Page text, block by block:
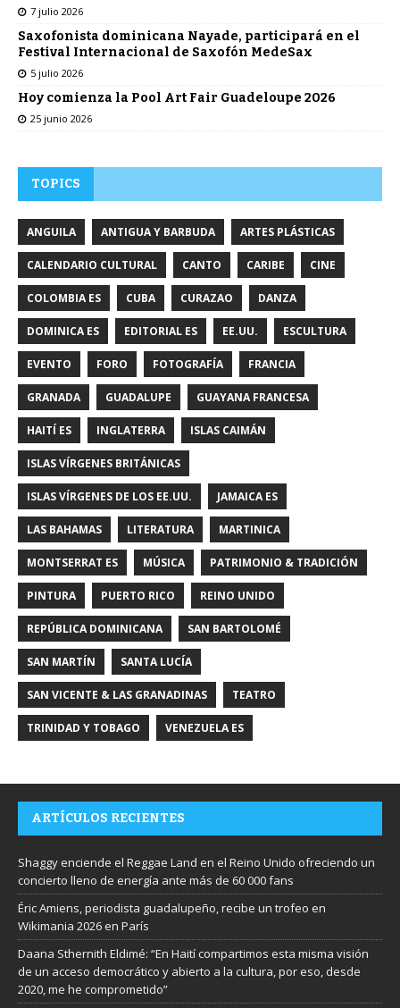
7 julio 2026
Saxofonista dominicana Nayade, participará en el
Festival Internacional de Saxofón MedeSax
5 julio 2026
Hoy comienza la Pool Art Fair Guadeloupe 2026
25 junio 2026
TOPICS
ANGUILA ANTIGUA Y BARBUDA ARTES PLÁSTICAS
CALENDARIO CULTURAL CANTO CARIBE CINE
COLOMBIA ES CUBA CURAZAO DANZA
DOMINICA ES EDITORIAL ES EE.UU. ESCULTURA
EVENTO FORO FOTOGRAFÍA FRANCIA
GRANADA GUADALUPE GUAYANA FRANCESA
HAITÍ ES INGLATERRA ISLAS CAIMÁN
ISLAS VÍRGENES BRITÁNICAS
ISLAS VÍRGENES DE LOS EE.UU. JAMAICA ES
LAS BAHAMAS LITERATURA MARTINICA
MONTSERRAT ES MÚSICA PATRIMONIO & TRADICIÓN
PINTURA PUERTO RICO REINO UNIDO
REPÚBLICA DOMINICANA SAN BARTOLOMÉ
SAN MARTÍN SANTA LUCÍA
SAN VICENTE & LAS GRANADINAS TEATRO
TRINIDAD Y TOBAGO VENEZUELA ES
ARTÍCULOS RECIENTES
Shaggy enciende el Reggae Land en el Reino Unido ofreciendo un
concierto lleno de energía ante más de 60 000 fans
Éric Amiens, periodista guadalupeño, recibe un trofeo en
Wikimania 2026 en París
Daana Sthernith Eldimé: “En Haití compartimos esta misma visión
de un acceso democrático y abierto a la cultura, por eso, desde
2020, me he comprometido”